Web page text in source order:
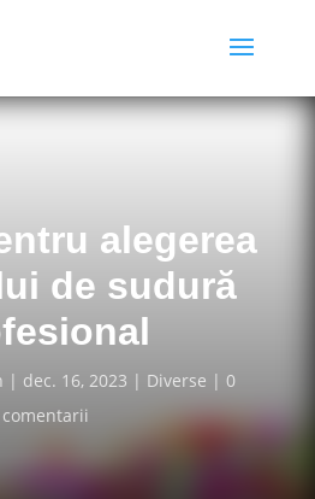
alegerea
de sudură
dec. 16, 2023 Diverse
0
comentarii